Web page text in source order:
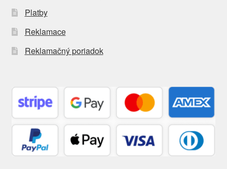
Platby
Reklamace
Reklamačný poriadok